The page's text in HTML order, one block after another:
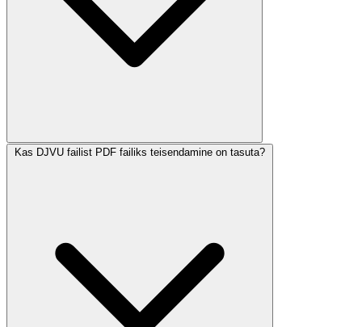
Kas DJVU failist PDF failiks teisendamine on tasuta?